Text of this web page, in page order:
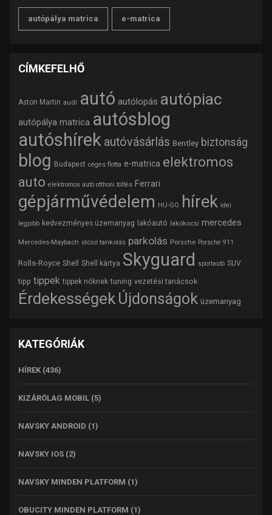
autópálya matrica e-matrica
CÍMKEFELHŐ
Aston Martin audi autó autólopás autópiac
autópálya matrica autósblog
autóshírek autóvásárlás Bentley biztonság
blog Budapest céges flotta e-matrica elektromos
auto elektromos autó otthoni töltés Ferrari
gépjárművédelem HU-GO hírek idei
legjobb kedvezményes üzemanyag lakóautó lakókocsi mercedes
Mercedes-Maybach olcsó tankolás parkolás Porsche Porsche 911
Rolls-Royce Shell Shell kártya Skyguard sportautó SUV
tipp tippek tippek nőknek tuning vezetési tanácsok
Érdekességek Újdonságok üzemanyag
KATEGÓRIÁK
HÍREK (436)
KIZÁRÓLAG MOBIL (5)
NAVSKY ANDROID (1)
NAVSKY IOS (2)
NAVSKY MINDEN PLATFORM (1)
OBUCITY MINDEN PLATFORM (1)